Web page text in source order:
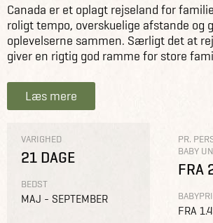
Canada er et oplagt rejseland for
roligt tempo, overskuelige afstande og
oplevelserne sammen. Særligt det at
giver en rigtig god ramme for store
Læs mere
VARIGHED
21 DAGE
BEDST
MAJ - SEPTEMBER
PR.
BABY
FRA
FRA